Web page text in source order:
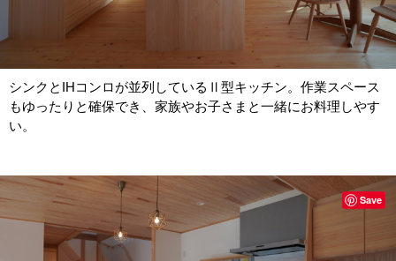
シンクとIHコンロが並列しているⅡ型キッチン。作業スペース
もゆったりと確保でき、家族やお子さまと一緒にお料理しやす
い。
Save